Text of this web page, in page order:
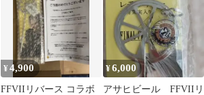
¥4,900
FFVIIリバース コラボ
¥6,000
アサヒビール FFVIIリ